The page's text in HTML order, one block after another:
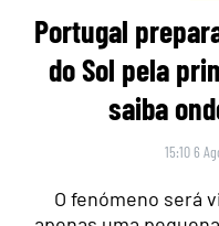
Portugal
do Sol pela
saiba
15:10 6
O fenómeno será